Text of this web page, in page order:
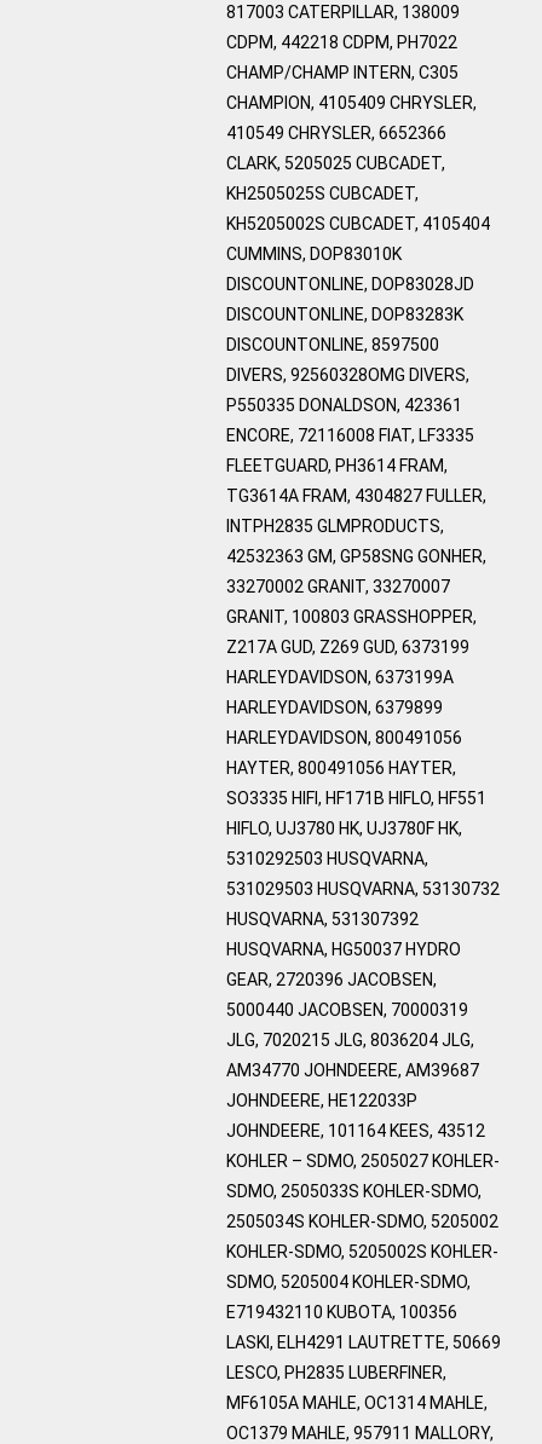
817003 CATERPILLAR, 138009
CDPM, 442218 CDPM, PH7022
CHAMP/CHAMP INTERN, C305
CHAMPION, 4105409 CHRYSLER,
410549 CHRYSLER, 6652366
CLARK, 5205025 CUBCADET,
KH2505025S CUBCADET,
KH5205002S CUBCADET, 4105404
CUMMINS, DOP83010K
DISCOUNTONLINE, DOP83028JD
DISCOUNTONLINE, DOP83283K
DISCOUNTONLINE, 8597500
DIVERS, 92560328OMG DIVERS,
P550335 DONALDSON, 423361
ENCORE, 72116008 FIAT, LF3335
FLEETGUARD, PH3614 FRAM,
TG3614A FRAM, 4304827 FULLER,
INTPH2835 GLMPRODUCTS,
42532363 GM, GP58SNG GONHER,
33270002 GRANIT, 33270007
GRANIT, 100803 GRASSHOPPER,
Z217A GUD, Z269 GUD, 6373199
HARLEYDAVIDSON, 6373199A
HARLEYDAVIDSON, 6379899
HARLEYDAVIDSON, 800491056
HAYTER, 800491056 HAYTER,
SO3335 HIFI, HF171B HIFLO, HF551
HIFLO, UJ3780 HK, UJ3780F HK,
5310292503 HUSQVARNA,
531029503 HUSQVARNA, 53130732
HUSQVARNA, 531307392
HUSQVARNA, HG50037 HYDRO
GEAR, 2720396 JACOBSEN,
5000440 JACOBSEN, 70000319
JLG, 7020215 JLG, 8036204 JLG,
AM34770 JOHNDEERE, AM39687
JOHNDEERE, HE122033P
JOHNDEERE, 101164 KEES, 43512
KOHLER – SDMO, 2505027 KOHLER-
SDMO, 2505033S KOHLER-SDMO,
2505034S KOHLER-SDMO, 5205002
KOHLER-SDMO, 5205002S KOHLER-
SDMO, 5205004 KOHLER-SDMO,
E719432110 KUBOTA, 100356
LASKI, ELH4291 LAUTRETTE, 50669
LESCO, PH2835 LUBERFINER,
MF6105A MAHLE, OC1314 MAHLE,
OC1379 MAHLE, 957911 MALLORY,